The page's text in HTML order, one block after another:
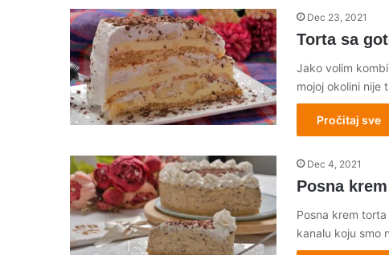
Dec 23, 2021
Torta sa
Jako volim
mojoj okolini nije
Pročitaj sve
Dec 4, 2021
Posna
Posna krem
kanalu koju smo